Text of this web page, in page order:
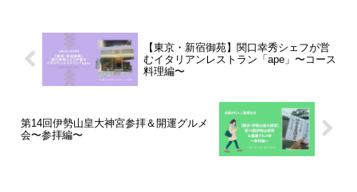
【東京・新宿御苑】関口幸秀シェフが営
むイタリアンレストラン「ape」〜コース
料理編〜
第14回伊勢山皇大神宮参拝＆開運グルメ
会〜参拝編〜